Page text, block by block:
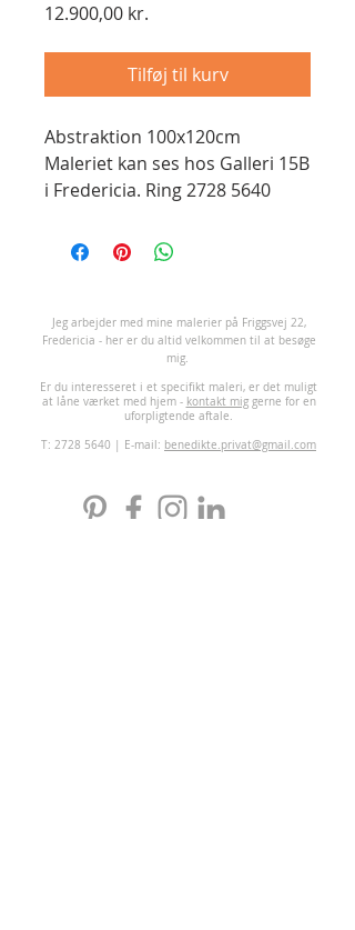
12.900,00 kr.
Tilføj til kurv
Abstraktion 100x120cm
Maleriet kan ses hos Galleri 15B
i Fredericia. Ring 2728 5640
eg arbejder med mine malerier på Friggsvej 22,
Fredericia - her er du altid velkommen til at besøge
mig.
Er du interesseret i et specifikt maleri, er det muligt
at låne værket med hjem - kontakt miggerne for en
uforpligtende aftale.
T: 2728 5640 | E-mail: benedikte.privat@gmail.com